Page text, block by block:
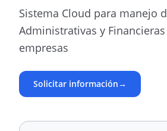
Sistema Cloud para manejo
Administrativas y
empresas
Solicitar información→